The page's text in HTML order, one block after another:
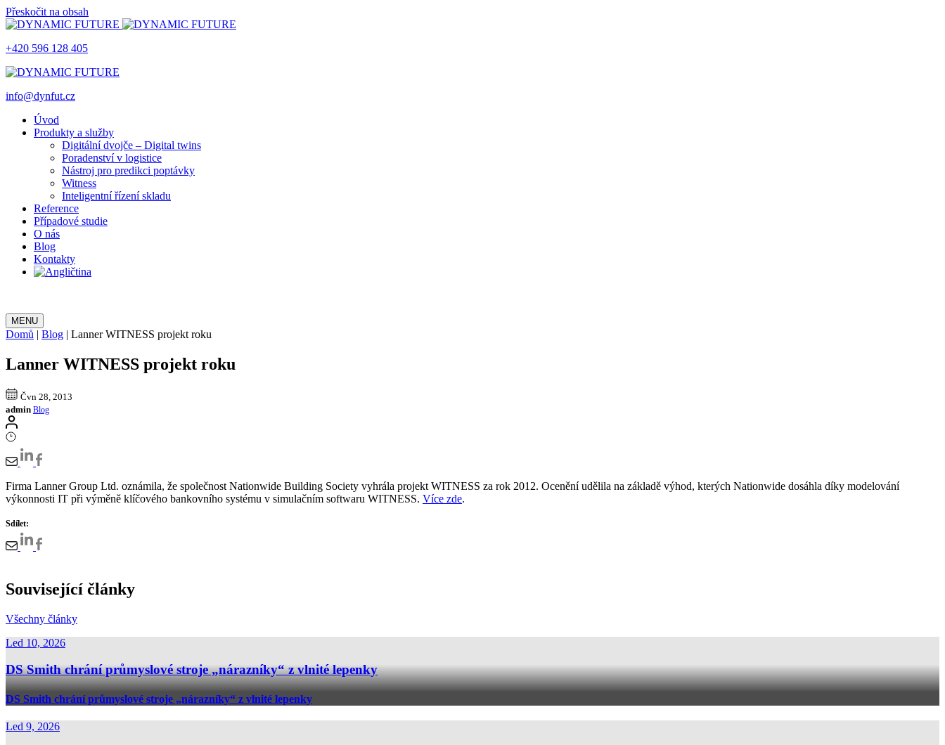
Přeskočit na obsah
+420 596 128 405
info@dynfut.cz
Úvod
Produkty a služby
Digitální dvojče – Digital twins
Poradenství v logistice
Nástroj pro predikci poptávky
Witness
Inteligentní řízení skladu
Reference
Případové studie
O nás
Blog
Kontakty
MENU
Domů | Blog | Lanner WITNESS projekt roku
Lanner WITNESS projekt roku
Čvn 28, 2013
admin Blog
Firma Lanner Group Ltd. oznámila, že společnost Nationwide Building Society vyhrála projekt WITNESS za rok 2012. Ocenění udělila na základě výhod, kterých Nationwide dosáhla díky modelování
výkonnosti IT při výměně klíčového bankovního systému v simulačním softwaru WITNESS. Více zde.
Sdílet:
Související články
Všechny články
Led 10, 2026
DS Smith chrání průmyslové stroje „nárazníky“ z vlnité lepenky
DS Smith chrání průmyslové stroje „nárazníky“ z vlnité lepenky
Led 9, 2026